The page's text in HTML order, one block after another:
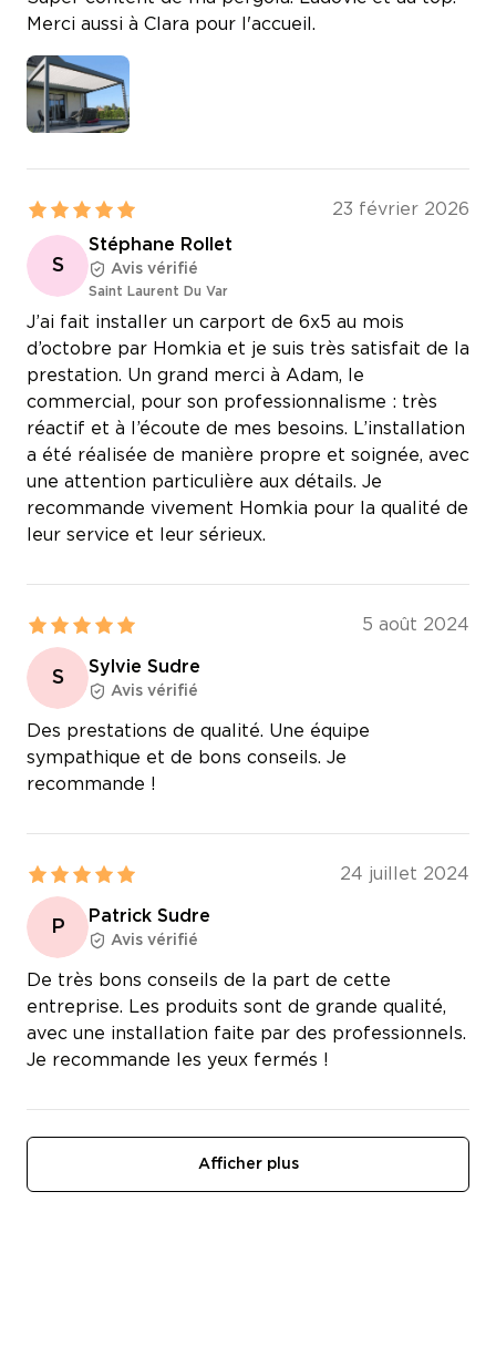
Merci aussi à Clara pour l'accueil.
23 février 2026
S
Stéphane Rollet
Avis vérifié
Saint Laurent Du Var
J’ai fait installer un carport de 6x5 au mois
d’octobre par Homkia et je suis très satisfait de la
prestation. Un grand merci à Adam, le
commercial, pour son professionnalisme : très
réactif et à l’écoute de mes besoins. L’installation
a été réalisée de manière propre et soignée, avec
une attention particulière aux détails. Je
recommande vivement Homkia pour la qualité de
leur service et leur sérieux.
5 août 2024
S
Sylvie Sudre
Avis vérifié
Des prestations de qualité. Une équipe
sympathique et de bons conseils. Je
recommande !
24 juillet 2024
P
Patrick Sudre
Avis vérifié
De très bons conseils de la part de cette
entreprise. Les produits sont de grande qualité,
avec une installation faite par des professionnels.
Je recommande les yeux fermés !
Afficher plus